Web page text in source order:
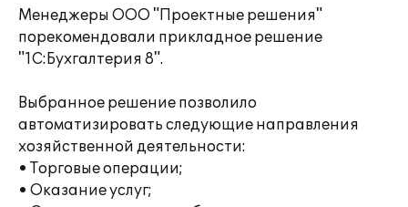
Менеджеры ООО "Проектные решения"
порекомендовали прикладное решение
"1С:Бухгалтерия 8".
Выбранное решение позволило
автоматизировать следующие направления
хозяйственной деятельности:
• Торговые операции;
• Оказание услуг;